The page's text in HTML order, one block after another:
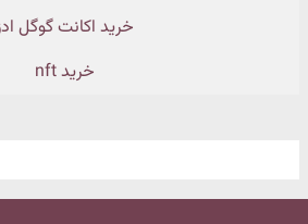
خرید اکانت گوگل
خرید nft